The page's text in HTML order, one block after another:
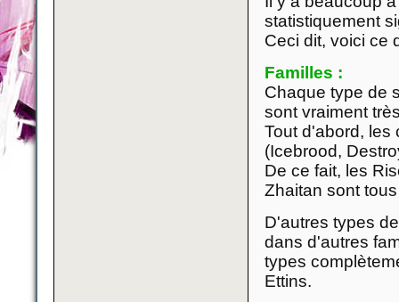
statistiquement
Ceci dit, voici ce
Familles :
Chaque type de
sont vraiment
Tout d'abord, les
(Icebrood,
De ce fait, les
Zhaitan sont
D'autres types
dans d'autres
types
Ettins.